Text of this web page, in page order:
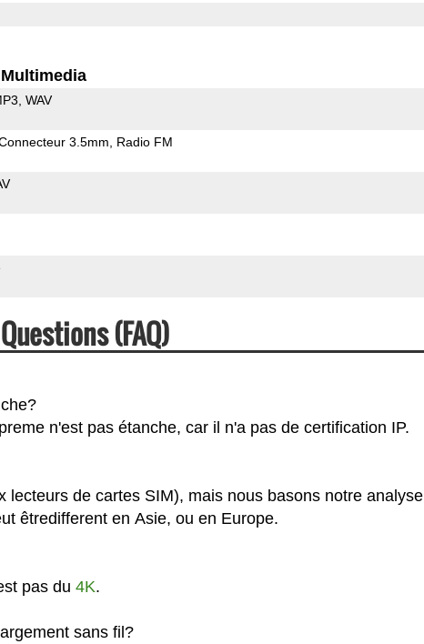
Multimedia
WAV
3.5mm Radio FM
(FAQ)
n'est pas étanche, car il n'a pas de certification IP.
lecteurs de cartes SIM), mais nous basons notre analyse
êtredifferent en Asie, ou en Europe.
pas du 4K.
sans fil?